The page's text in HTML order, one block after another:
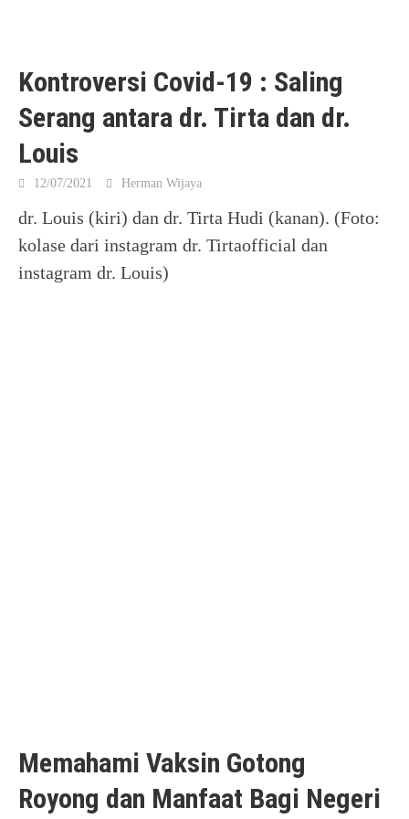
Kontroversi Covid-19 : Saling
Serang antara dr. Tirta dan dr.
Louis
12/07/2021 Herman Wijaya
dr. Louis (kiri) dan dr. Tirta Hudi (kanan). (Foto:
kolase dari instagram dr. Tirtaofficial dan
instagram dr. Louis)
Memahami Vaksin Gotong
Royong dan Manfaat Bagi Negeri